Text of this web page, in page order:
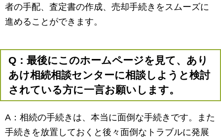
者の手配、査定書の作成、売却手続きをスムーズに
進めることができます。
Q：最後にこのホームページを見て、あり
あけ相続相談センターに相談しようと検討
されている方に一言お願いします。
A：相続の手続きは、本当に面倒な手続きです。また
手続きを放置しておくと後々面倒なトラブルに発展